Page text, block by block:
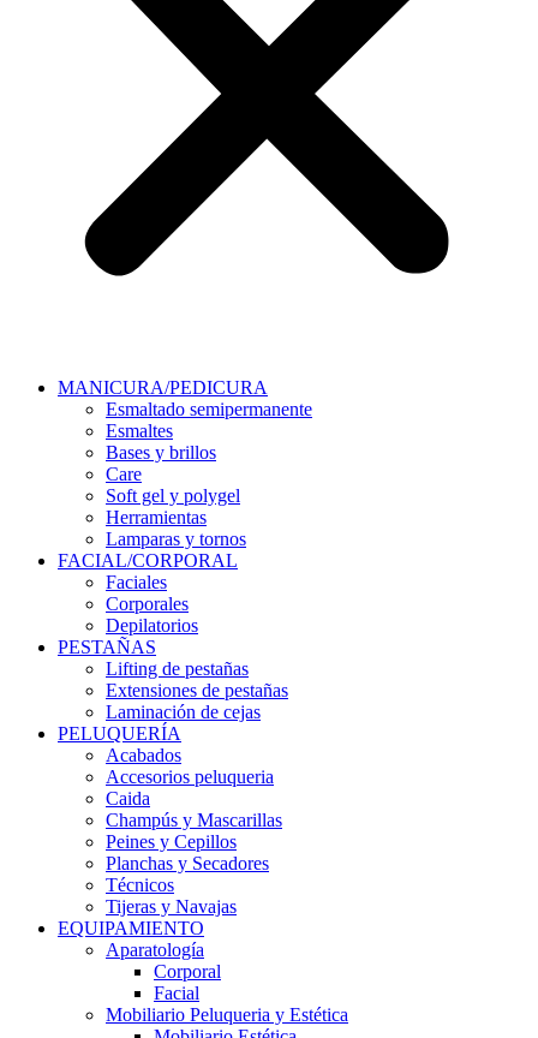
MANICURA/PEDICURA
Esmaltado semipermanente
Esmaltes
Bases y brillos
Care
Soft gel y polygel
Herramientas
Lamparas y tornos
FACIAL/CORPORAL
Faciales
Corporales
Depilatorios
PESTAÑAS
Lifting de pestañas
Extensiones de pestañas
Laminación de cejas
PELUQUERÍA
Acabados
Accesorios peluqueria
Caida
Champús y Mascarillas
Peines y Cepillos
Planchas y Secadores
Técnicos
Tijeras y Navajas
EQUIPAMIENTO
Aparatología
Corporal
Facial
Mobiliario Peluqueria y Estética